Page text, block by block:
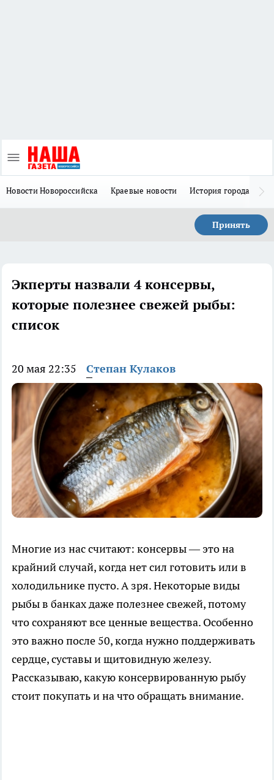
Новости Новороссийска Краевые новости История города Н
Принять
Экперты назвали 4 консервы,
которые полезнее свежей рыбы:
список
20 мая 22:35 Степан Кулаков
Многие из нас считают: консервы — это на
крайний случай, когда нет сил готовить или в
холодильнике пусто. А зря. Некоторые виды
рыбы в банках даже полезнее свежей, потому
что сохраняют все ценные вещества. Особенно
это важно после 50, когда нужно поддерживать
сердце, суставы и щитовидную железу.
Рассказываю, какую консервированную рыбу
стоит покупать и на что обращать внимание.